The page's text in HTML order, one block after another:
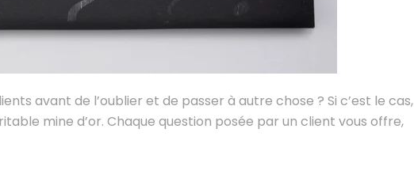
avant de l’oublier et de passer à autre chose ? Si c’est le cas,
mine d’or. Chaque question posée par un client vous offre,